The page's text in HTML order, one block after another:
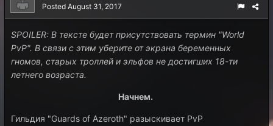
Posted August 31, 2017
SPOILER: В тексте будет присутствовать термин "World
PvP". В связи с этим уберите от экрана беременных
гномов, старых троллей и эльфов не достигших 18-ти
летнего возраста.
Начнем.
Гильдия "Guards of Azeroth" разыскивает PvP